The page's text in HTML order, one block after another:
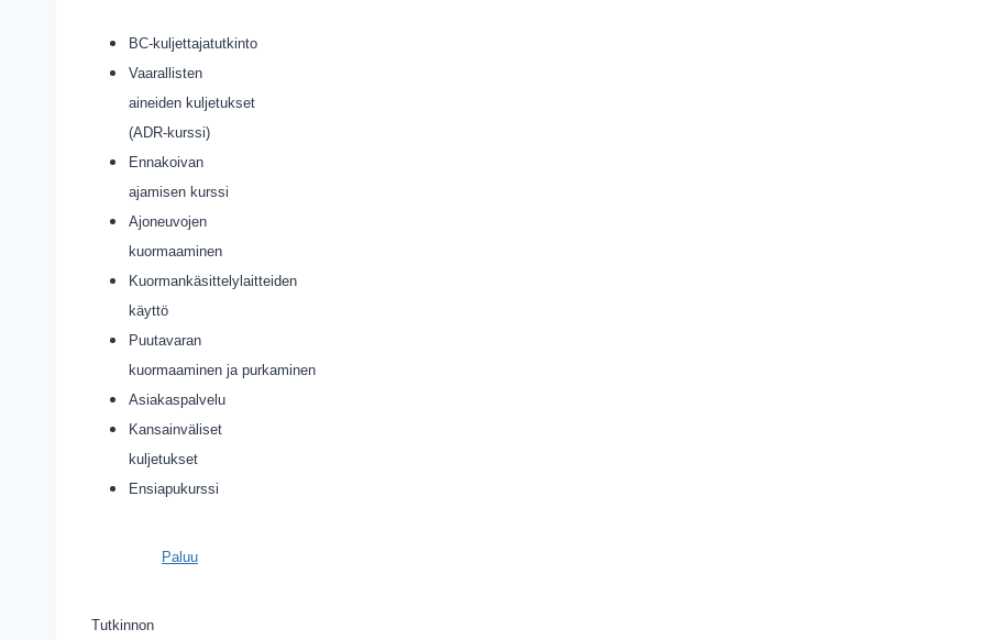
BC-kuljettajatutkinto
Vaarallisten
aineiden kuljetukset
(ADR-kurssi)
Ennakoivan
ajamisen kurssi
Ajoneuvojen
kuormaaminen
Kuormankäsittelylaitteiden
käyttö
Puutavaran
kuormaaminen ja purkaminen
Asiakaspalvelu
Kansainväliset
kuljetukset
Ensiapukurssi
Paluu
Tutkinnon